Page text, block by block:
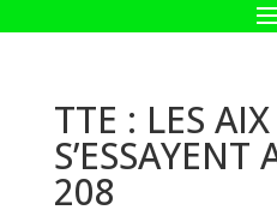
TTE : LES
S’ESSAYENT
208